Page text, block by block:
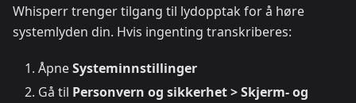
Whisperr trenger tilgang til lydopptak for å høre
systemlyden din. Hvis ingenting transkriberes:
ÅpneSysteminnstillinger
Gå til Personvern og sikkerhet > Skjerm- og